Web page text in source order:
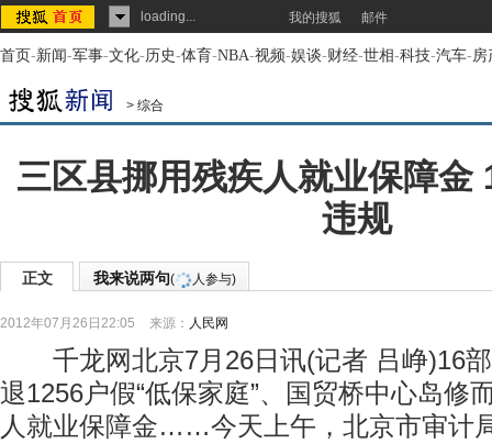
loading... 我的搜狐 邮件
首页-新闻-军事-文化-历史-体育-NBA-视频-娱谈-财经-世相-科技-汽车-房
> 综合
三区县挪用残疾人就业保障金
违规
正文 我来说两句( 人参与)
2012年07月26日22:05 来源： 人民网
千龙网北京7月26日讯(记者 吕峥)16部
退1256户假“低保家庭”、国贸桥中心岛修
人就业保障金……今天上午，北京市审计